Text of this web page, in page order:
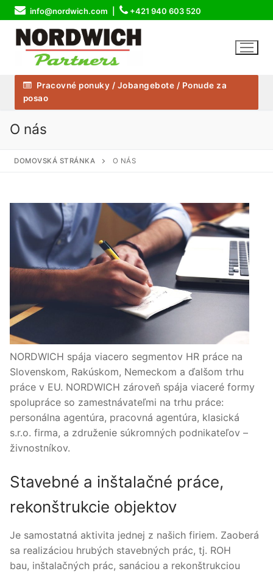
Preskočiť
na
obsah
info@nordwich.com | +421 940 603 520
Pracovné ponuky / Jobangebote / Ponude za
posao
O nás
DOMOVSKÁ STRÁNKA O NÁS
NORDWICH spája viacero segmentov HR práce na
Slovenskom, Rakúskom, Nemeckom a ďalšom trhu
práce v EU. NORDWICH zároveň spája viaceré formy
spolupráce so zamestnávateľmi na trhu práce:
personálna agentúra, pracovná agentúra, klasická
s.r.o. firma, a združenie súkromných podnikateľov –
živnostníkov.
Stavebné a inštalačné práce,
rekonštrukcie objektov
Je samostatná aktivita jednej z našich firiem. Zaoberá
sa realizáciou hrubých stavebných prác, tj. ROH
bau, inštalačných prác, sanáciou a rekonštrukciou